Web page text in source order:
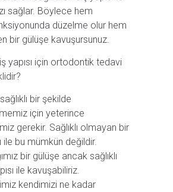
sağlar. Böylece hem
düzelme olur hem
bir gülüşe kavuşursunuz.
yapısı için ortodontik tedavi
bir şekilde
için yeterince
gerekir. Sağlıklı olmayan bir
ile bu mümkün değildir.
bir gülüşe ancak sağlıklı
ile kavuşabiliriz.
kendimizi ne kadar